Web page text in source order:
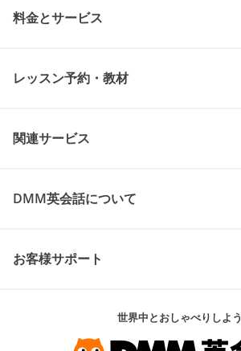
料金とサービス
レッスン予約・教材
関連サービス
DMM英会話について
お客様サポート
世界中とおしゃべりしよう